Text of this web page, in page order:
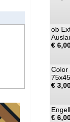
ob
€
Color
€
€